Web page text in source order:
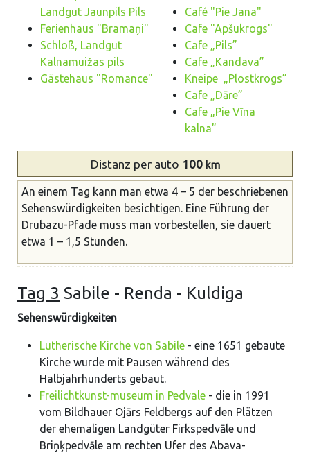
Landgut Jaunpils Pils
Ferienhaus "Bramaņi"
Schloß, Landgut
Kalnamuižas pils
Gästehaus "Romance"
Café "Pie Jana"
Cafe "Apšukrogs"
Cafe „Pils”
Cafe „Kandava”
Kneipe „Plostkrogs”
Cafe „Dāre”
Cafe „Pie Vīna
kalna”
Distanz per auto 100km
An einem Tag kann man etwa 4 – 5 der beschriebenen
Sehenswürdigkeiten besichtigen. Eine Führung der
Drubazu-Pfade muss man vorbestellen, sie dauert
etwa 1 – 1,5 Stunden.
Tag 3 Sabile - Renda - Kuldiga
Sehenswürdigkeiten
Lutherische Kirche von Sabile - eine 1651 gebaute
Kirche wurde mit Pausen während des
Halbjahrhunderts gebaut.
Freilichtkunst-museum in Pedvale - die in 1991
vom Bildhauer Ojārs Feldbergs auf den Plätzen
der ehemaligen Landgüter Firkspedvāle und
Briņķpedvāle am rechten Ufer des Abava-